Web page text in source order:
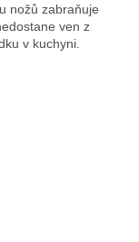
nožů zabraňuje
ven z
v kuchyni.